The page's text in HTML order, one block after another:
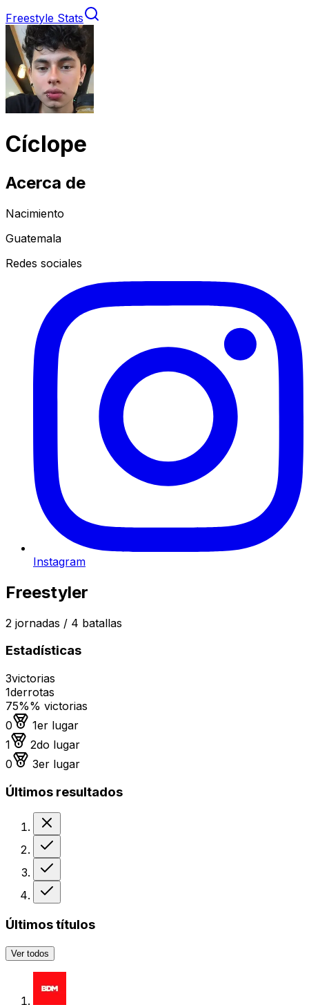
Freestyle Stats
Cíclope
Acerca de
Nacimiento
Guatemala
Redes sociales
Instagram
Freestyler
2 jornadas / 4 batallas
Estadísticas
3victorias
1derrotas
75%% victorias
0
Medalla de oro
1er lugar
1
Medalla de plata
2do lugar
0
Medalla de bronce
3er lugar
Últimos resultados
Últimos títulos
Ver todos